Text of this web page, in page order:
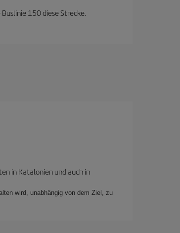
150 diese Strecke.
in Katalonien und auch in
wird, unabhängig von dem Ziel, zu